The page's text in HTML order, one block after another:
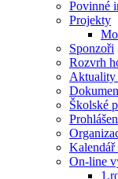
Povinné
Projekty
Sponzoři
Rozvrh
Aktuality
Školské
Kalendář
On-line